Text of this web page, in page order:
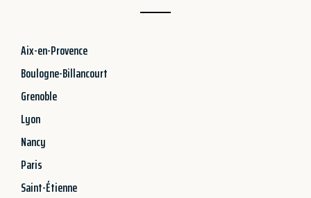
Aix-en-Provence
Boulogne-Billancourt
Grenoble
Lyon
Nancy
Paris
Saint-Étienne